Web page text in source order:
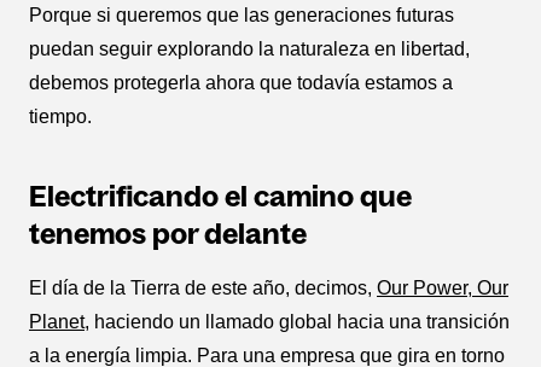
Porque si queremos que las generaciones futuras
puedan seguir explorando la naturaleza en libertad,
debemos protegerla ahora que todavía estamos a
tiempo.
Electrificando el camino que
tenemos por delante
El día de la Tierra de este año, decimos, Our Power, Our
Planet, haciendo un llamado global hacia una transición
a la energía limpia. Para una empresa que gira en torno